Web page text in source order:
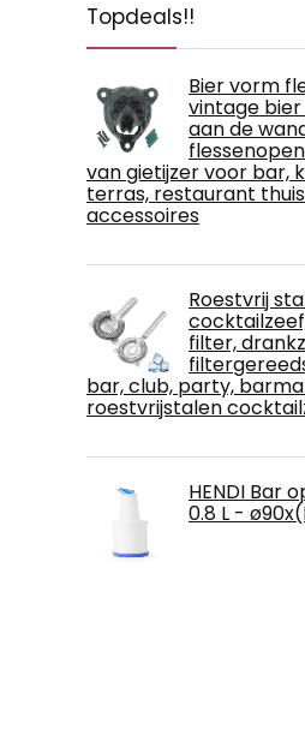
Topdeals!!
Bier vorm
vintage
aan de
van gietijzer voor bar,
terras, restaurant
accessoires
Roestvrij
filter,
bar, club, party,
roestvrijstalen
HENDI Bar
0.8 L -